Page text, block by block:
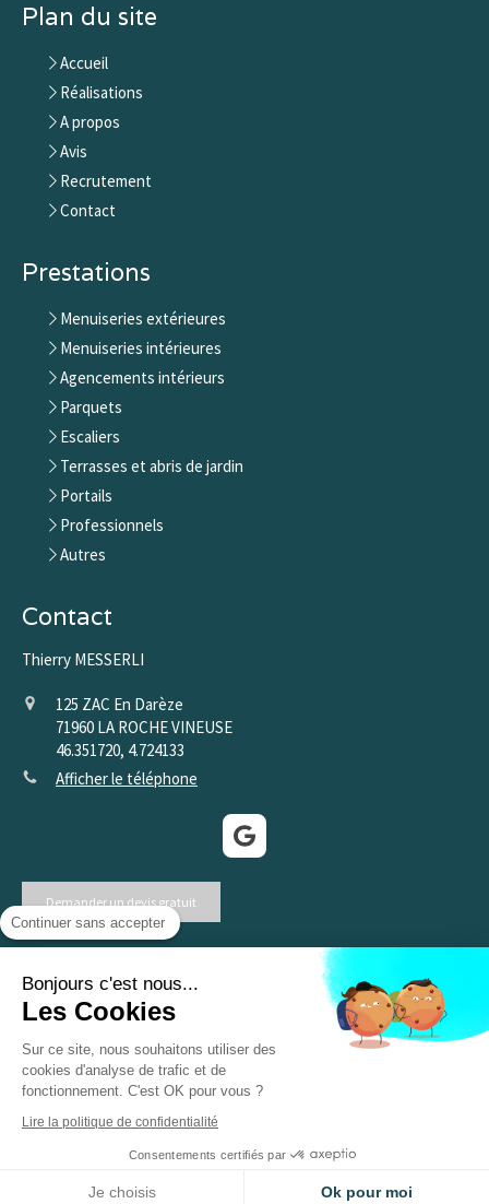
Plan du site
Accueil
Réalisations
A propos
Avis
Recrutement
Contact
Prestations
Menuiseries extérieures
Menuiseries intérieures
Agencements intérieurs
Parquets
Escaliers
Terrasses et abris de jardin
Portails
Professionnels
Autres
Contact
Thierry MESSERLI
125 ZAC En Darèze
71960 LA ROCHE VINEUSE
46.351720, 4.724133
Afficher le téléphone
Demander un devis gratuit
©2020 MESSERLI THIERRY - Menuiserie agencement
Création et référencement du site par Simplébo
Site créé grâce àHA PLUS PME
Continuer sans accepter
Bonjours c'est nous...
Les Cookies
Sur ce site, nous souhaitons utiliser des
cookies d'analyse de trafic et de
fonctionnement. C'est OK pour vous ?
Lire la politique de confidentialité
Consentements certifiés par
Je choisis Ok pour moi